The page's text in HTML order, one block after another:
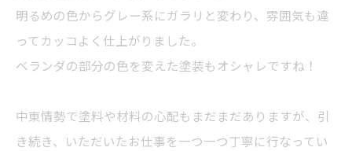
明るめの色からグレー系にガラリと変わり、雰囲気も違
ってカッコよく仕上がりました。
ベランダの部分の色を変えた塗装もオシャレですね！
中東情勢で塗料や材料の心配もまだまだありますが、引
き続き、いただいたお仕事を一つ一つ丁寧に行なってい